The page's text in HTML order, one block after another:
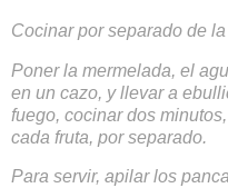
Cocinar por separado de
Poner la mermelada, el
en un cazo, y llevar a
fuego, cocinar dos
cada fruta, por separado.
Para servir, apilar los